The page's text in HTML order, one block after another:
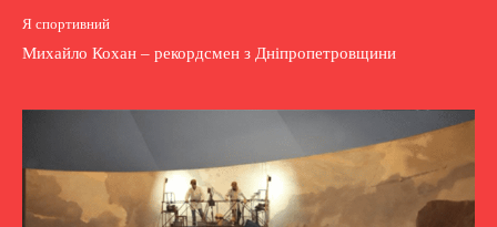
Я спортивний
Михайло Кохан – рекордсмен з Дніпропетровщини